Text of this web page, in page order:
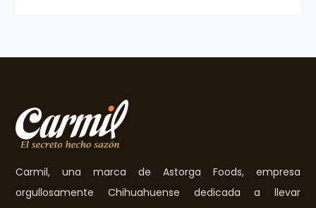
Carmil, una marca de Astorga Foods, empresa
orgullosamente Chihuahuense dedicada a llevar